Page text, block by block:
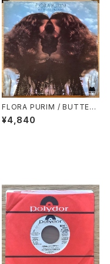
FLORA PURIM / BUTTERF
LY DREAMS
¥4,840